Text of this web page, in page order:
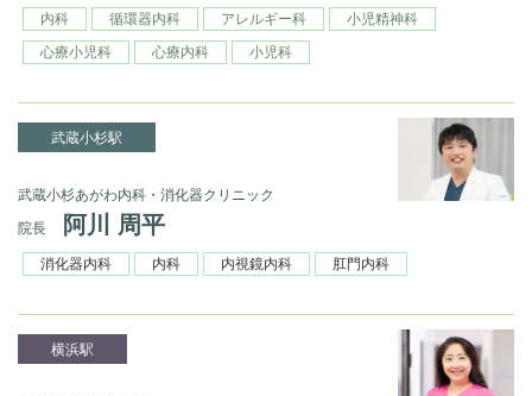
内科 循環器内科 アレルギー科
小児精神科
心療小児科
心療内科 小児科
武蔵小杉駅
武蔵小杉あがわ内科・消化器クリニック
院長
阿川 周平
消化器内科 内科 内視鏡内科 肛門内科
横浜駅